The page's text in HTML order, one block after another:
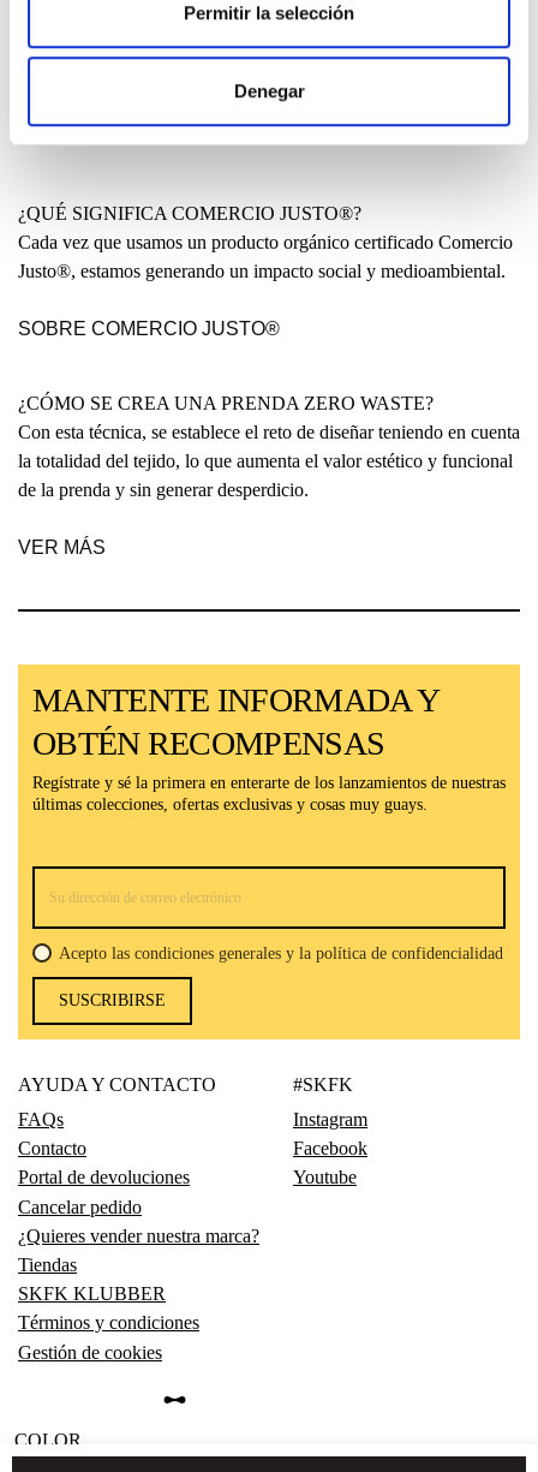
Permitir la selección
Denegar
COLOR
Muchos nos preguntan por qué nuestras prendas no se producen
de manera local. ¿Por qué algunas de nuestras prendas se
¿QUÉ SIGNIFICA COMERCIO JUSTO®?
Cada vez que usamos un producto orgánico certificado Comercio
Justo®, estamos generando un impacto social y medioambiental.
SOBRE COMERCIO JUSTO®
¿CÓMO SE CREA UNA PRENDA ZERO WASTE?
Con esta técnica, se establece el reto de diseñar teniendo en cuenta
la totalidad del tejido, lo que aumenta el valor estético y funcional
de la prenda y sin generar desperdicio.
VER MÁS
MANTENTE INFORMADA Y
OBTÉN RECOMPENSAS
Regístrate y sé la primera en enterarte de los lanzamientos de nuestras
últimas colecciones, ofertas exclusivas y cosas muy guays.
Acepto las condiciones generales y la política de confidencialidad
SUSCRIBIRSE
AYUDA Y CONTACTO
FAQs
Contacto
Portal de devoluciones
Cancelar pedido
¿Quieres vender nuestra marca?
Tiendas
SKFK KLUBBER
Términos y condiciones
Gestión de cookies
#SKFK
Instagram
Facebook
Youtube
Cookies Política de privacidad Aviso de derechos de autor